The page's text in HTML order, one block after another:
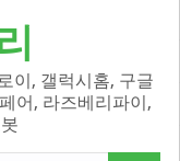
이, 갤럭시홈, 구글
어, 라즈베리파이,